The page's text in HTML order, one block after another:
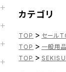
カテゴリ
TOP > セール
TOP > 一般用
TOP >